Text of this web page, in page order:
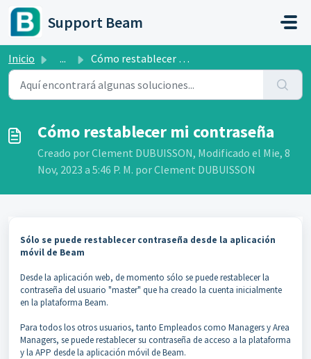
Saltar al contenido principal
Support Beam
Inicio ... Cómo restablecer mi contraseña
Cómo restablecer mi contraseña
Creado por Clement DUBUISSON, Modificado el Mie, 8
Nov, 2023 a 5:46 P. M. por Clement DUBUISSON
Sólo se puede restablecer contraseña desde la aplicación
móvil de Beam
Desde la aplicación web, de momento sólo se puede restablecer la
contraseña del usuario "master" que ha creado la cuenta inicialmente
en la plataforma Beam.
Para todos los otros usuarios, tanto Empleados como Managers y Area
Managers, se puede restablecer su contraseña de acceso a la plataforma
y la APP desde la aplicación móvil de Beam.